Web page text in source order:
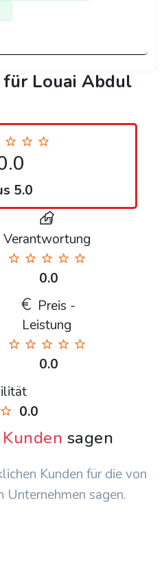
Louai Abdul
5.0
Verantwortung
0.0
Preis -
Leistung
0.0
0.0
Kunden sagen
Kunden für die von
Unternehmen sagen.